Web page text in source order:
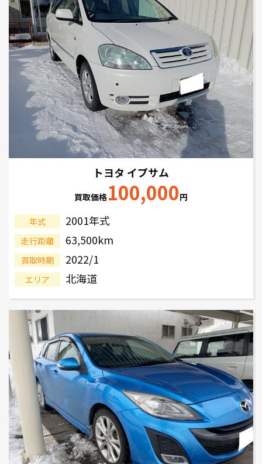
トヨタ イプサム
買取価格100,000円
年式 2001年式
走行距離 63,500km
買取時期 2022/1
エリア 北海道